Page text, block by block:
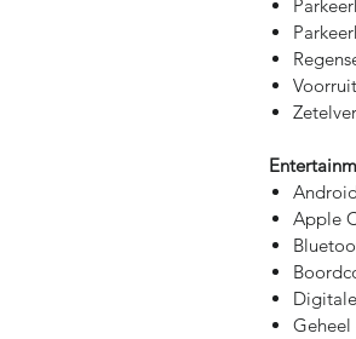
Apple